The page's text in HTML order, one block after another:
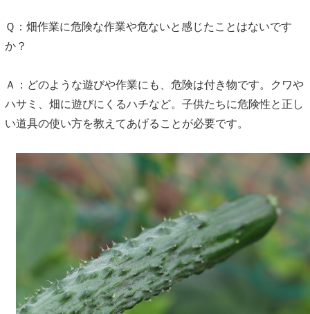
Ｑ：畑作業に危険な作業や危ないと感じたことはないです
か？
Ａ：どのような遊びや作業にも、危険は付き物です。クワや
ハサミ、畑に遊びにくるハチなど。子供たちに危険性と正し
い道具の使い方を教えてあげることが必要です。